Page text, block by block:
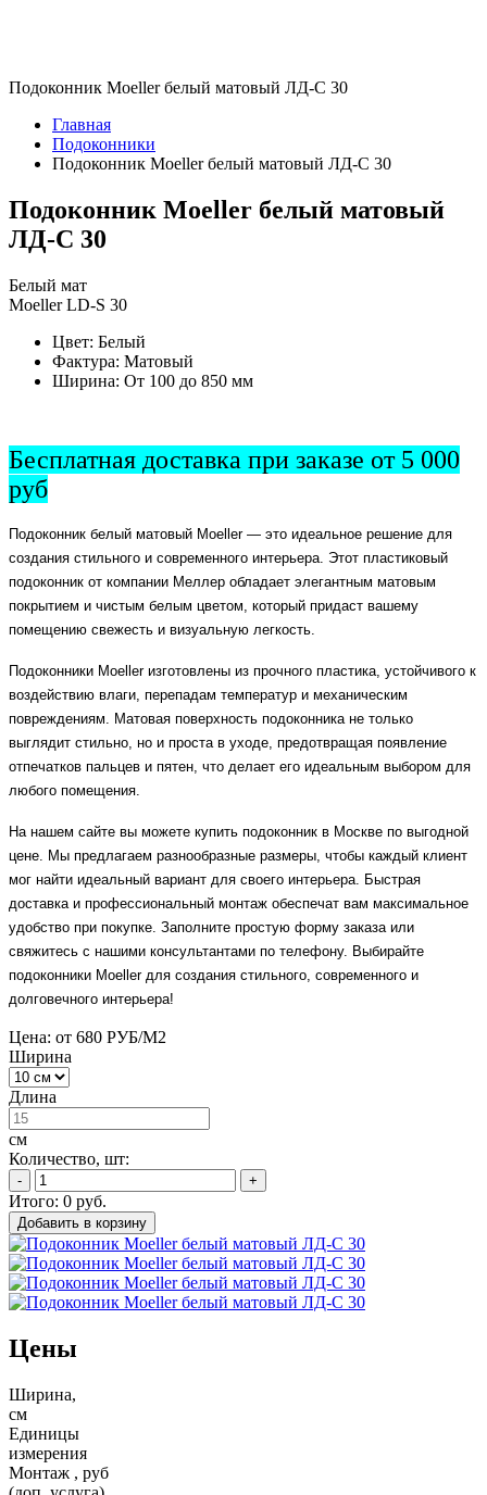
Подоконник Moeller белый матовый ЛД-С 30
Главная
Подоконники
Подоконник Moeller белый матовый ЛД-С 30
Подоконник Moeller белый матовый
ЛД-С 30
Белый мат
Moeller LD-S 30
Цвет: Белый
Фактура: Матовый
Ширина: От 100 до 850 мм
Бесплатная доставка при заказе от 5 000
руб
Подоконник белый матовый Moeller — это идеальное решение для
создания стильного и современного интерьера. Этот пластиковый
подоконник от компании Меллер обладает элегантным матовым
покрытием и чистым белым цветом, который придаст вашему
помещению свежесть и визуальную легкость.
Подоконники Moeller изготовлены из прочного пластика, устойчивого к
воздействию влаги, перепадам температур и механическим
повреждениям. Матовая поверхность подоконника не только
выглядит стильно, но и проста в уходе, предотвращая появление
отпечатков пальцев и пятен, что делает его идеальным выбором для
любого помещения.
На нашем сайте вы можете купить подоконник в Москве по выгодной
цене. Мы предлагаем разнообразные размеры, чтобы каждый клиент
мог найти идеальный вариант для своего интерьера. Быстрая
доставка и профессиональный монтаж обеспечат вам максимальное
удобство при покупке. Заполните простую форму заказа или
свяжитесь с нашими консультантами по телефону. Выбирайте
подоконники Moeller для создания стильного, современного и
долговечного интерьера!
Цена: от 680 РУБ/М2
Ширина
Длина
см
Количество, шт:
- +
Итого: 0 руб.
Добавить в корзину
Цены
Ширина,
см
Единицы
измерения
Монтаж , руб